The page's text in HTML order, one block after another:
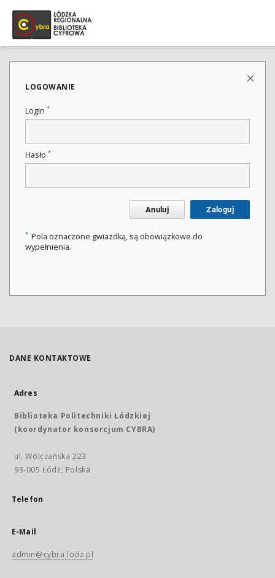
LOGOWANIE
Login *
Hasło *
Anuluj Zaloguj
* Pola oznaczone gwiazdką, są obowiązkowe do
wypełnienia.
DANE KONTAKTOWE
Adres
Biblioteka Politechniki Łódzkiej
(koordynator konsorcjum CYBRA)
ul. Wólczańska 223
93-005 Łódź, Polska
Telefon
E-Mail
admin@cybra.lodz.pl